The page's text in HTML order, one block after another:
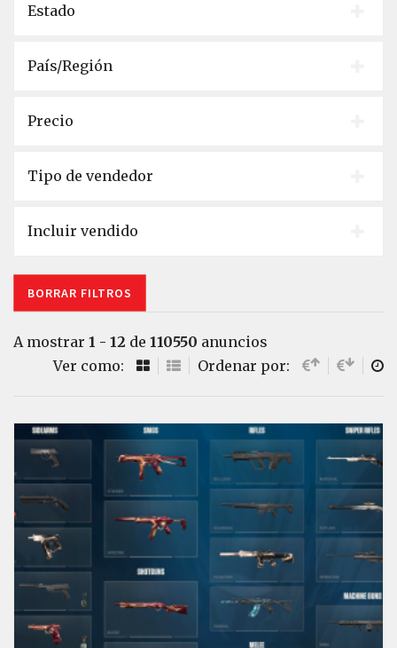
Estado
País/Región
Precio
Tipo de vendedor
Incluir vendido
BORRAR FILTROS
A mostrar 1 - 12 de 110550 anuncios
Ver como:
Ordenar por: